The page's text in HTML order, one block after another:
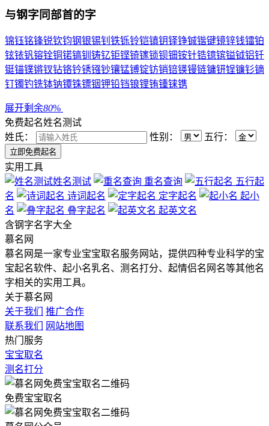
与钢字同部首的字
锦钰铭锋锐钦钧钢银锡钊 铁铄铃铠镇钥铎铮铖锴键镜锌钱镭铂
铉铱钒镕铨铜锘镐钏 铸钇钜铿锜镓锁钡钿铵针锆镱镔镒钺铝钎
铤锚镤锵钗钻铬钤锈镪钞镶锰镈锭钫销锫锳镘链镛钘锃镰钐镝
钉镯钓铣钵钠镡铢镖铟钾铅铛锒锂铕锺铼镌
展开剩余80%
免费起名姓名测试
姓氏：
性别： 五行：
实用工具
姓名测试
重名查询
五行起
名
诗词起名 定字起名
起小
名
叠字起名
起英文名
含钢字名字大全
慕名网
慕名网是一家专业宝宝取名服务网站，提供四种专业科学的宝
宝起名软件、起小名乳名、测名打分、起情侣名网名等其他名
字相关的实用工具。
关于慕名网
关于我们
推广合作
联系我们
网站地图
热门服务
宝宝取名
测名打分
免费宝宝取名